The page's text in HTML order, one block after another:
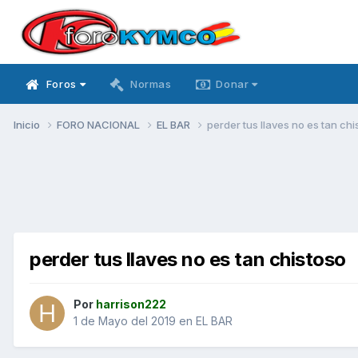
Foros Normas Donar
Inicio FORO NACIONAL EL BAR perder tus llaves no es tan
perder tus llaves no es tan chistoso
Por harrison222
1 de Mayo del 2019 en EL BAR